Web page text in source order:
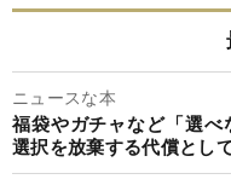
ニュースな本
福袋やガチャなど「選べ
選択を放棄する代償とし